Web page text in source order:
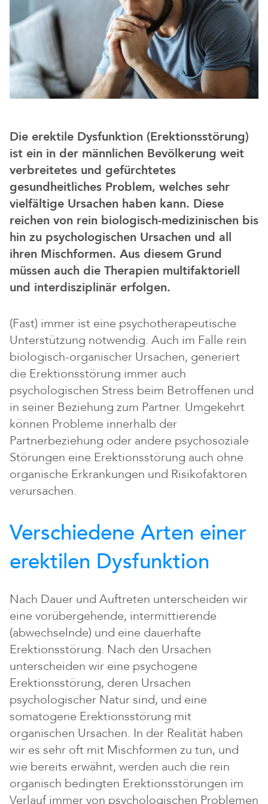
Die erektile Dysfunktion (Erektionsstörung)
ist ein in der männlichen Bevölkerung weit
verbreitetes und gefürchtetes
gesundheitliches Problem, welches sehr
vielfältige Ursachen haben kann. Diese
reichen von rein biologisch-medizinischen bis
hin zu psychologischen Ursachen und all
ihren Mischformen. Aus diesem Grund
müssen auch die Therapien multifaktoriell
und interdisziplinär erfolgen.
(Fast) immer ist eine psychotherapeutische
Unterstützung notwendig. Auch im Falle rein
biologisch-organischer Ursachen, generiert
die Erektionsstörung immer auch
psychologischen Stress beim Betroffenen und
in seiner Beziehung zum Partner. Umgekehrt
können Probleme innerhalb der
Partnerbeziehung oder andere psychosoziale
Störungen eine Erektionsstörung auch ohne
organische Erkrankungen und Risikofaktoren
verursachen.
Verschiedene Arten einer
erektilen Dysfunktion
Nach Dauer und Auftreten unterscheiden wir
eine vorübergehende, intermittierende
(abwechselnde) und eine dauerhafte
Erektionsstörung. Nach den Ursachen
unterscheiden wir eine psychogene
Erektionsstörung, deren Ursachen
psychologischer Natur sind, und eine
somatogene Erektionsstörung mit
organischen Ursachen. In der Realität haben
wir es sehr oft mit Mischformen zu tun, und
wie bereits erwähnt, werden auch die rein
organisch bedingten Erektionsstörungen im
Verlauf immer von psychologischen Problemen